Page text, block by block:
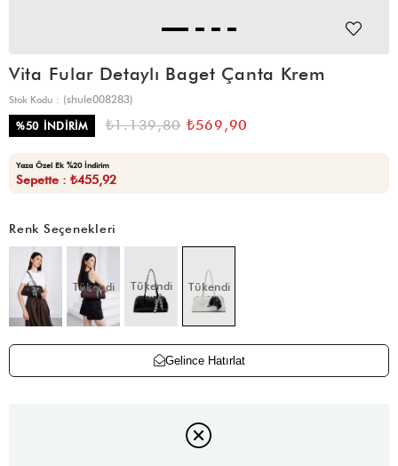
Vita Fular Detaylı Baget Çanta Krem
Stok Kodu
(shule008283)
%50 İNDIRIM ₺1.139,80 ₺569,90
Yaza Özel Ek %20 İndirim
Sepette : ₺455,92
Renk Seçenekleri
Tükendi Tükendi Tükendi
Gelince Hatırlat